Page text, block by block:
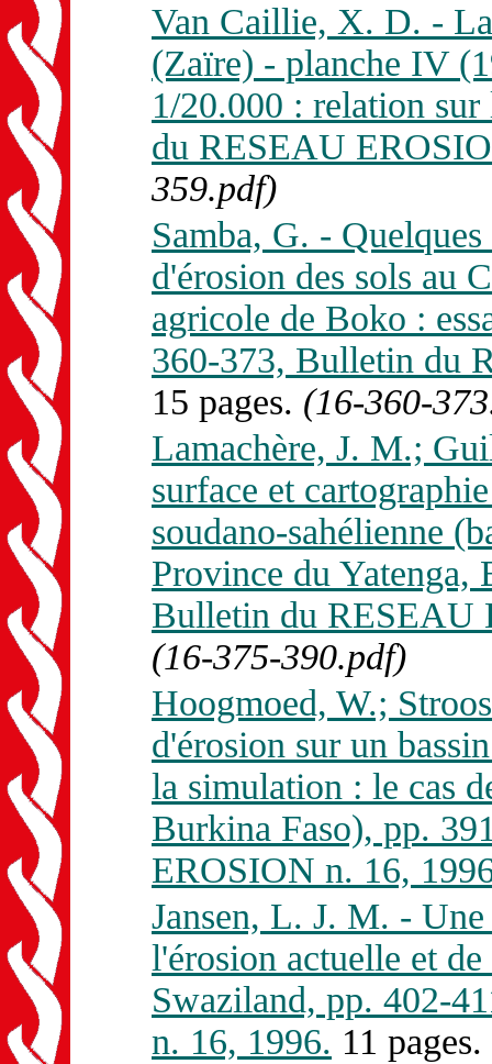
Van Caillie, X. D. -
(Zaïre) - planche IV
1/20.000 : relation
du RESEAU
359.pdf)
Samba, G. -
d'érosion des sols au
agricole de Boko :
360-373, Bulletin du
15 pages. (16-360-
Lamachère, J. M.;
surface et
soudano-sahélienne
Province du Yatenga,
Bulletin du RESEAU
(16-375-390.pdf)
Hoogmoed, W.;
d'érosion sur un
la simulation : le cas
Burkina Faso), pp.
EROSION n. 16,
Jansen, L. J. M. -
l'érosion actuelle et
Swaziland, pp. 402-
n. 16, 1996. 11 pages.